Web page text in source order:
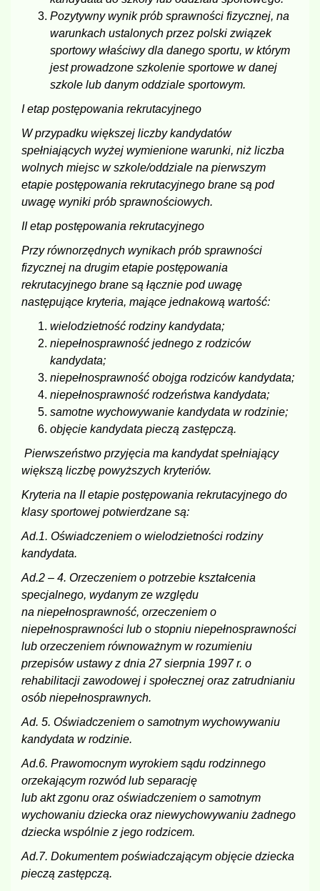
Pozytywny wynik prób sprawności fizycznej, na
warunkach ustalonych przez polski związek
sportowy właściwy dla danego sportu, w którym
jest prowadzone szkolenie sportowe w danej
szkole lub danym oddziale sportowym.
I etap postępowania rekrutacyjnego
W przypadku większej liczby kandydatów
spełniających wyżej wymienione warunki, niż liczba
wolnych miejsc w szkole/oddziale na pierwszym
etapie postępowania rekrutacyjnego brane są pod
uwagę wyniki prób sprawnościowych.
II etap postępowania rekrutacyjnego
Przy równorzędnych wynikach prób sprawności
fizycznej na drugim etapie postępowania
rekrutacyjnego brane są łącznie pod uwagę
następujące kryteria, mające jednakową wartość:
wielodzietność rodziny kandydata;
niepełnosprawność jednego z rodziców
kandydata;
niepełnosprawność obojga rodziców kandydata;
niepełnosprawność rodzeństwa kandydata;
samotne wychowywanie kandydata w rodzinie;
objęcie kandydata pieczą zastępczą.
Pierwszeństwo przyjęcia ma kandydat spełniający
większą liczbę powyższych kryteriów.
Kryteria na II etapie postępowania rekrutacyjnego do
klasy sportowej potwierdzane są:
Ad.1. Oświadczeniem o wielodzietności rodziny
kandydata.
Ad.2 – 4. Orzeczeniem o potrzebie kształcenia
specjalnego, wydanym ze względu
na niepełnosprawność, orzeczeniem o
niepełnosprawności lub o stopniu niepełnosprawności
lub orzeczeniem równoważnym w rozumieniu
przepisów ustawy z dnia 27 sierpnia 1997 r. o
rehabilitacji zawodowej i społecznej oraz zatrudnianiu
osób niepełnosprawnych.
Ad. 5. Oświadczeniem o samotnym wychowywaniu
kandydata w rodzinie.
Ad.6. Prawomocnym wyrokiem sądu rodzinnego
orzekającym rozwód lub separację
lub akt zgonu oraz oświadczeniem o samotnym
wychowaniu dziecka oraz niewychowywaniu żadnego
dziecka wspólnie z jego rodzicem.
Ad.7. Dokumentem poświadczającym objęcie dziecka
pieczą zastępczą.